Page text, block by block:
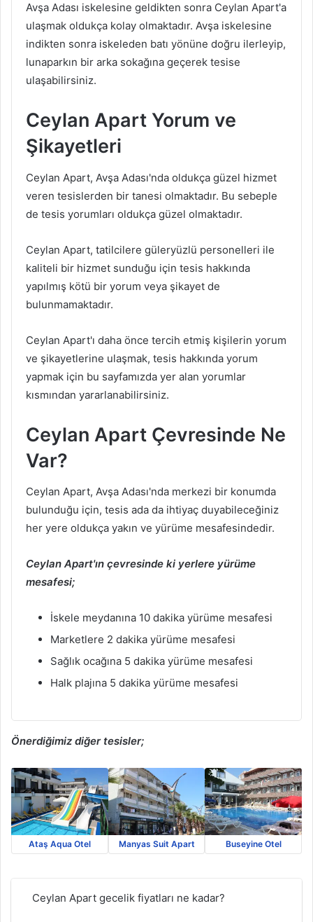
Avşa Adası iskelesine geldikten sonra Ceylan Apart'a
ulaşmak oldukça kolay olmaktadır. Avşa iskelesine
indikten sonra iskeleden batı yönüne doğru ilerleyip,
lunaparkın bir arka sokağına geçerek tesise
ulaşabilirsiniz.
Ceylan Apart Yorum ve
Şikayetleri
Ceylan Apart, Avşa Adası'nda oldukça güzel hizmet
veren tesislerden bir tanesi olmaktadır. Bu sebeple
de tesis yorumları oldukça güzel olmaktadır.
Ceylan Apart, tatilcilere güleryüzlü personelleri ile
kaliteli bir hizmet sunduğu için tesis hakkında
yapılmış kötü bir yorum veya şikayet de
bulunmamaktadır.
Ceylan Apart'ı daha önce tercih etmiş kişilerin yorum
ve şikayetlerine ulaşmak, tesis hakkında yorum
yapmak için bu sayfamızda yer alan yorumlar
kısmından yararlanabilirsiniz.
Ceylan Apart Çevresinde Ne
Var?
Ceylan Apart, Avşa Adası'nda merkezi bir konumda
bulunduğu için, tesis ada da ihtiyaç duyabileceğiniz
her yere oldukça yakın ve yürüme mesafesindedir.
Ceylan Apart'ın çevresinde ki yerlere yürüme
mesafesi;
İskele meydanına 10 dakika yürüme mesafesi
Marketlere 2 dakika yürüme mesafesi
Sağlık ocağına 5 dakika yürüme mesafesi
Halk plajına 5 dakika yürüme mesafesi
Önerdiğimiz diğer tesisler;
Ataş Aqua Otel Manyas Suit Apart Buseyine Otel
Ceylan Apart gecelik fiyatları ne kadar?